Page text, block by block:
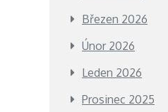
Březen 2026
Únor 2026
Leden 2026
Prosinec 2025